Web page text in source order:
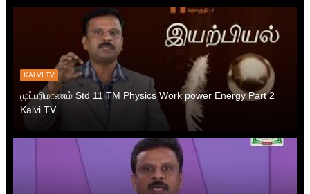
KALVI TV
முப்பரிமாணம் Std 11 TM Physics Work power Energy Part 2
Kalvi TV